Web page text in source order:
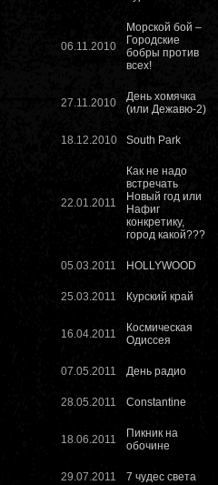
06.11.2010
Морской бой –
Городские
бобры против
всех!
27.11.2010
День хомячка
(или Дежавю-2)
18.12.2010 South Park
22.01.2011
Как не надо
встречать
Новый год или
Нафиг
конкретику,
город какой???
05.03.2011 HOLLYWOOD
25.03.2011 Курский край
16.04.2011
Космическая
Одиссея
07.05.2011 День радио
28.05.2011 Constantine
18.06.2011
Пикник на
обочине
29.07.2011 7 чудес света